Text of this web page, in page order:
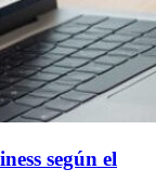
según el